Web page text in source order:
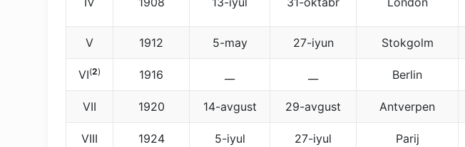
V 1912 5-may 27-iyun Stokgolm
VI(2) 1916 Berlin
VII 1920 14-avgust 29-avgust Antverpen
VIII 1924 5-iyul 27-iyul Parij